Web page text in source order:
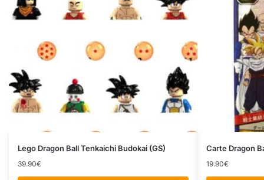
Lego Dragon Ball Tenkaichi Budokai (GS)
39.90€
Carte Dragon
19.90€